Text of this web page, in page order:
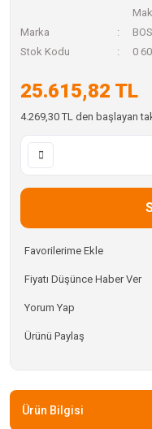
Marka
Stok Kodu
0
25.615,82 TL
4.269,30 TL den başlayan
Fiyatı Düşünce Haber Ver
Yorum Yap
Ürünü Paylaş
Ürün Bilgisi